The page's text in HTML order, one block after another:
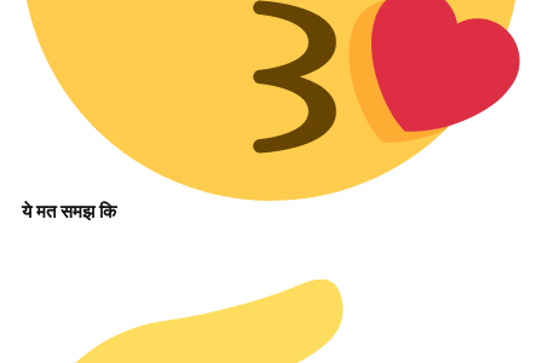
ये मत समझ कि